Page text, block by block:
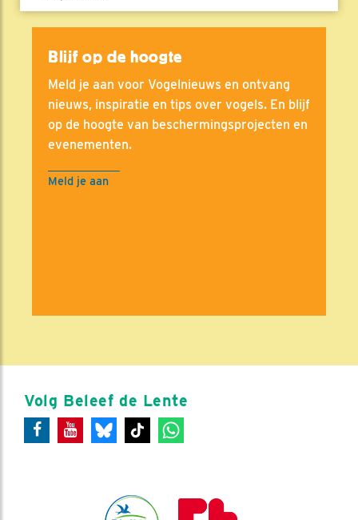
Blijf op de hoogte
Meld je aan voor Vogelnieuws en ontvang
nieuws, inspiratie en tips over vogels. En blijf
op de hoogte van beschermingsprojecten en
evenementen.
Meld je aan
Volg Beleef de Lente